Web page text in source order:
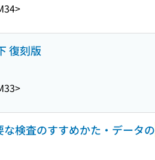
復刻版
検査のすすめかた・データの